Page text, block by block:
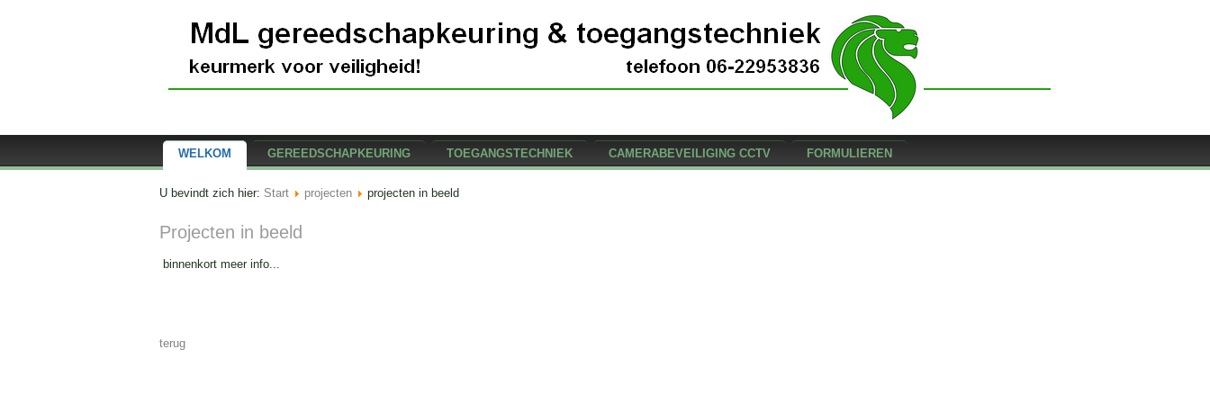
WELKOM GEREEDSCHAPKEURING TOEGANGSTECHNIEK CAMERABEVEILIGING CCTV FORMULIEREN
U bevindt zich hier: Start projecten projecten in beeld
Projecten in beeld
binnenkort meer info...
terug